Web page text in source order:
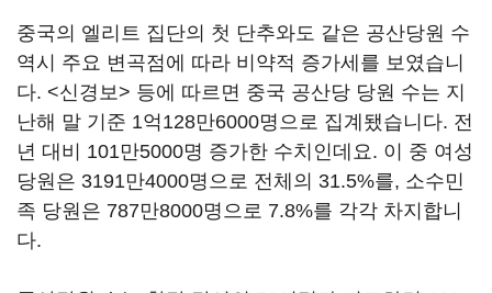
중국의 엘리트 집단의 첫 단추와도 같은 공산당원 수
역시 주요 변곡점에 따라 비약적 증가세를 보였습니
다. <신경보> 등에 따르면 중국 공산당 당원 수는 지
난해 말 기준 1억128만6000명으로 집계됐습니다. 전
년 대비 101만5000명 증가한 수치인데요. 이 중 여성
당원은 3191만4000명으로 전체의 31.5%를, 소수민
족 당원은 787만8000명으로 7.8%를 각각 차지합니
다.